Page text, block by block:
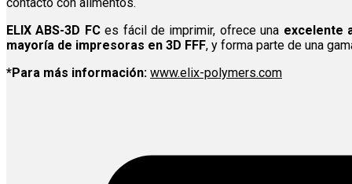
contacto con alimentos.
ELIX ABS-3D FCes fácil de imprimir, ofrece una excelente
mayoría de impresoras en 3D FFF, y forma parte de una
*Para más información: www.elix-polymers.com